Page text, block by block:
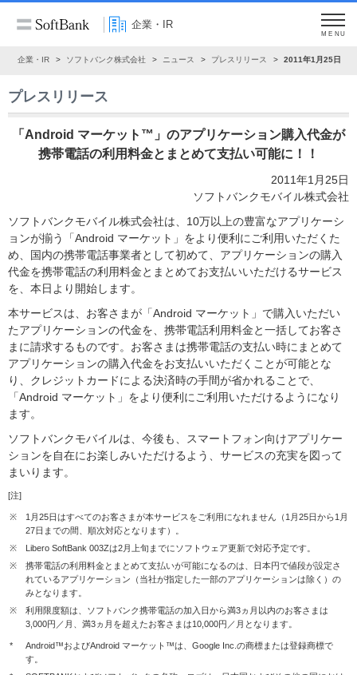
企業・IR
MENU
企業・IR ソフトバンク株式会社 ニュース プレスリリース 2011年1月25日
プレスリリース
「Android マーケット™」のアプリケーション購入代金が
携帯電話の利用料金とまとめて支払い可能に！！
2011年1月25日
ソフトバンクモバイル株式会社
ソフトバンクモバイル株式会社は、10万以上の豊富なアプリケーシ
ョンが揃う「Android マーケット」をより便利にご利用いただくた
め、国内の携帯電話事業者として初めて、アプリケーションの購入
代金を携帯電話の利用料金とまとめてお支払いいただけるサービス
を、本日より開始します。
本サービスは、お客さまが「Android マーケット」で購入いただい
たアプリケーションの代金を、携帯電話利用料金と一括してお客さ
まに請求するものです。お客さまは携帯電話の支払い時にまとめて
アプリケーションの購入代金をお支払いいただくことが可能とな
り、クレジットカードによる決済時の手間が省かれることで、
「Android マーケット」をより便利にご利用いただけるようになり
ます。
ソフトバンクモバイルは、今後も、スマートフォン向けアプリケー
ションを自在にお楽しみいただけるよう、サービスの充実を図って
まいります。
[注]
※
1月25日はすべてのお客さまが本サービスをご利用になれません（1月25日から1月
27日までの間、順次対応となります）。
※
Libero SoftBank 003Zは2月上旬までにソフトウェア更新で対応予定です。
※
携帯電話の利用料金とまとめて支払いが可能になるのは、日本円で値段が設定さ
れているアプリケーション（当社が指定した一部のアプリケーションは除く）の
みとなります。
※
利用限度額は、ソフトバンク携帯電話の加入日から満3ヵ月以内のお客さまは
3,000円／月、満3ヵ月を超えたお客さまは10,000円／月となります。
*
Android™およびAndroid マーケット™は、Google Inc.の商標または登録商標で
す。